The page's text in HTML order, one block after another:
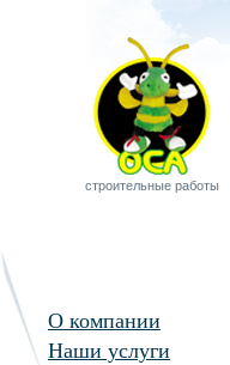
строительные работы
О компании
Наши услуги